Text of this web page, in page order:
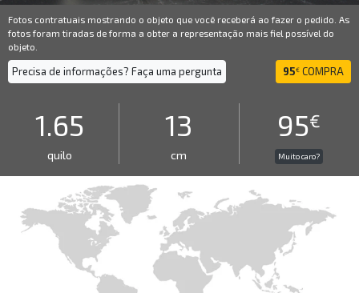
Fotos contratuais mostrando o objeto que você receberá ao fazer o pedido. As
fotos foram tiradas de forma a obter a representação mais fiel possível do
objeto.
Precisa de informações? Faça uma pergunta 95€ COMPRA
1.65
quilo
13
cm
95€
Muito caro?